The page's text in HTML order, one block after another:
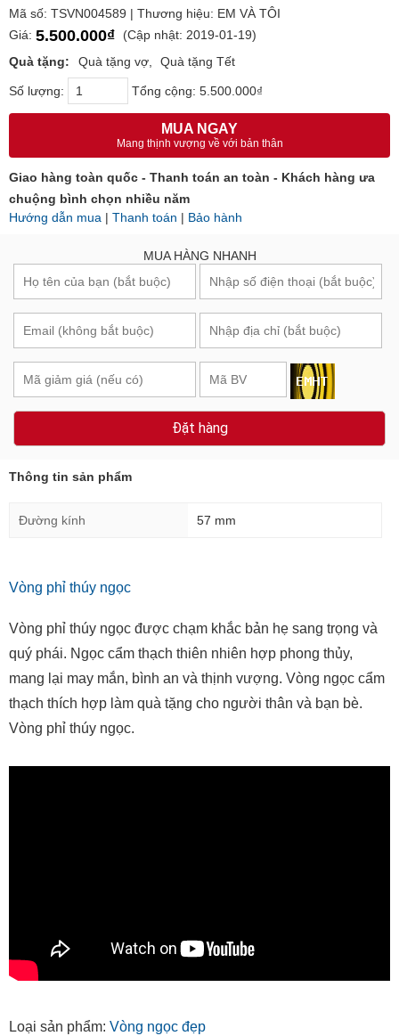
Mã số: TSVN004589 | Thương hiệu: EM VÀ TÔI
Giá: 5.500.000₫
(Cập nhật: 2019-01-19)
Quà tặng:
Quà tặng vợ Quà tặng Tết
Số lượng: Tổng cộng: 5.500.000₫
MUA NGAY
Mang thịnh vượng về với bản thân
Giao hàng toàn quốc - Thanh toán an toàn - Khách hàng ưa
chuộng bình chọn nhiều năm
Hướng dẫn mua | Thanh toán | Bảo hành
MUA HÀNG NHANH
Đặt hàng
Thông tin sản phẩm
Đường kính 57 mm
Vòng phỉ thúy ngọc
Vòng phỉ thúy ngọc được chạm khắc bản hẹ sang trọng và
quý phái. Ngọc cẩm thạch thiên nhiên hợp phong thủy,
mang lại may mắn, bình an và thịnh vượng. Vòng ngọc cẩm
thạch thích hợp làm quà tặng cho người thân và bạn bè.
Vòng phỉ thúy ngọc.
Loại sản phẩm: Vòng ngọc đẹp